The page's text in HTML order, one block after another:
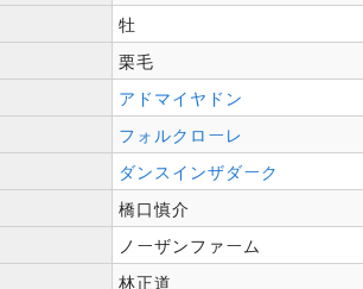
牡
栗毛
アドマイヤドン
フォルクローレ
ダンスインザダーク
橋口慎介
ノーザンファーム
林正道